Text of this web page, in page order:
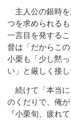
主人公の銀時を
つを求められる
一言目を発する
督は「だからこ
小栗も「少し黙
い」と厳しく接し
続けて「本当に
のくだりで、俺
『小栗旬、疲れ